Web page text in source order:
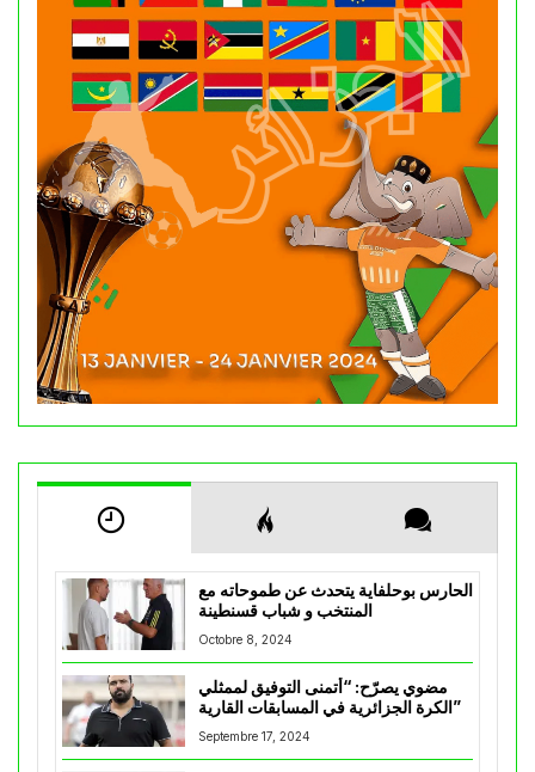
الحارس بوحلفاية يتحدث عن طموحاته مع
المنتخب و شباب قسنطينة
Octobre 8, 2024
مضوي يصرّح: “أتمنى التوفيق لممثلي
الكرة الجزائرية في المسابقات القارية”
Septembre 17, 2024